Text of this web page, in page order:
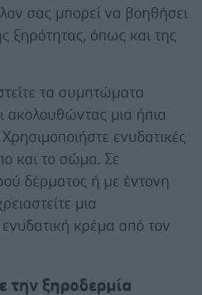
σας μπορεί να βοηθήσει
ξηρότητας, όπως και της
τα συμπτώματα
ακολουθώντας μια ήπια
ενυδατικές
και το σώμα. Σε
δέρματος ή με έντονη
μια
κρέμα από τον
την ξηροδερμία